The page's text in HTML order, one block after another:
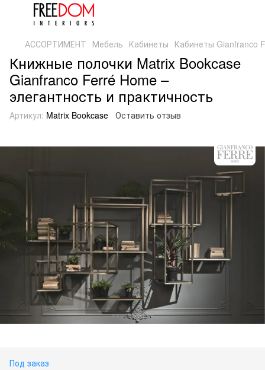
АССОРТИМЕНТ Мебель Кабинеты Кабинеты Gianfranco
Книжные полочки Matrix Bookcase
Gianfranco Ferré Home –
элегантность и практичность
Артикул: Matrix Bookcase Оставить отзыв
Под заказ